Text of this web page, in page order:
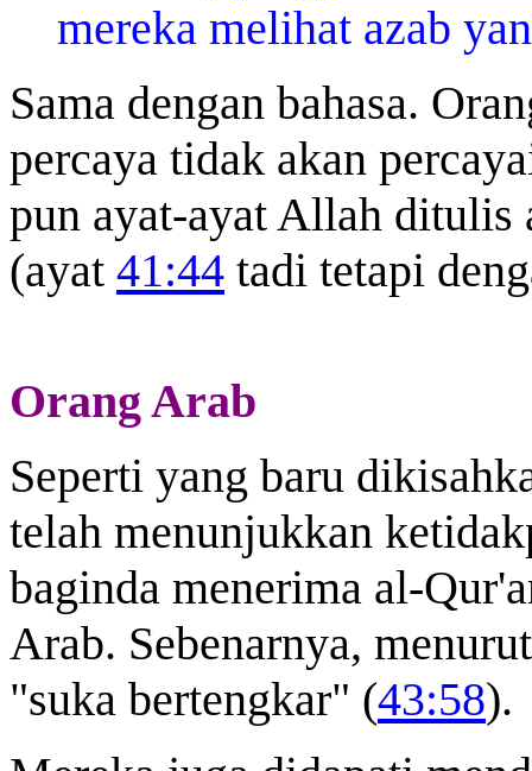
mereka melihat azab
Sama dengan bahasa.
percaya tidak akan
pun ayat-ayat Allah ditulis
(ayat 41:44 tadi tetapi
Orang Arab
Seperti yang baru
telah menunjukkan
baginda menerima al-
Arab. Sebenarnya,
"suka bertengkar" (43:58).